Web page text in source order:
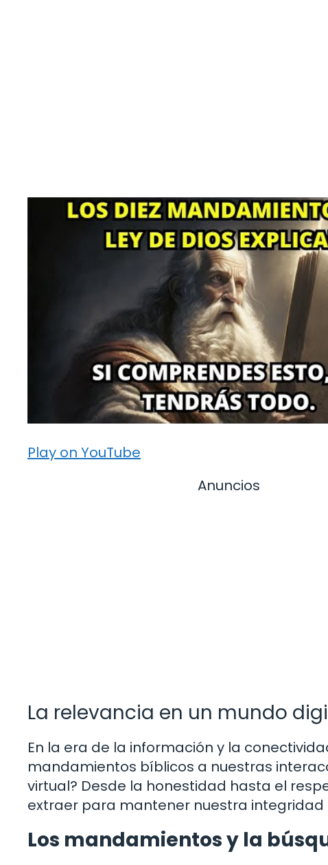
Play on YouTube
Anuncios
La relevancia en un mundo
En la era de la información y la
mandamientos bíblicos a nuestras
virtual? Desde la honestidad hasta el
extraer para mantener nuestra integridad
Los mandamientos y la